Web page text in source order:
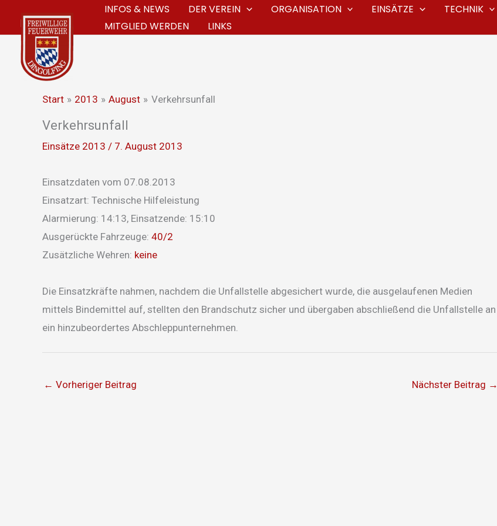
Inhalt
springen
INFOS & NEWS DER VEREIN ORGANISATION EINSÄTZE TECHNIK
MITGLIED WERDEN
LINKS
Start 2013 August Verkehrsunfall
Verkehrsunfall
Einsätze 2013 / 7. August 2013
Einsatzdaten vom 07.08.2013
Einsatzart: Technische Hilfeleistung
Alarmierung: 14:13, Einsatzende: 15:10
Ausgerückte Fahrzeuge: 40/2
Zusätzliche Wehren: keine
Die Einsatzkräfte nahmen, nachdem die Unfallstelle abgesichert wurde, die ausgelaufenen Medien
mittels Bindemittel auf, stellten den Brandschutz sicher und übergaben abschließend die Unfallstelle an
ein hinzubeordertes Abschleppunternehmen.
← Vorheriger Beitrag Nächster Beitrag →